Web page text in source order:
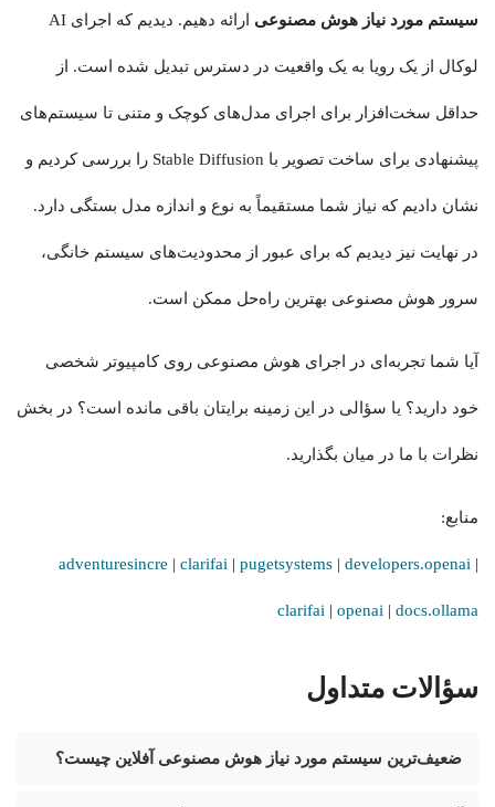
سیستم مورد نیاز هوش مصنوعی ارائه دهیم. دیدیم که اجرای AI
لوکال از یک رویا به یک واقعیت در دسترس تبدیل شده است. از
حداقل سخت‌افزار برای اجرای مدل‌های کوچک و متنی تا سیستم‌های
پیشنهادی برای ساخت تصویر با Stable Diffusion را بررسی کردیم و
نشان دادیم که نیاز شما مستقیماً به نوع و اندازه مدل بستگی دارد.
در نهایت نیز دیدیم که برای عبور از محدودیت‌های سیستم خانگی،
سرور هوش مصنوعی بهترین راه‌حل ممکن است.
آیا شما تجربه‌ای در اجرای هوش مصنوعی روی کامپیوتر شخصی
خود دارید؟ یا سؤالی در این زمینه برایتان باقی مانده است؟ در بخش
نظرات با ما در میان بگذارید.
منابع:
adventuresincre | clarifai | pugetsystems | developers.openai |
clarifai | openai | docs.ollama
سؤالات متداول
ضعیف‌ترین سیستم مورد نیاز هوش مصنوعی آفلاین چیست؟